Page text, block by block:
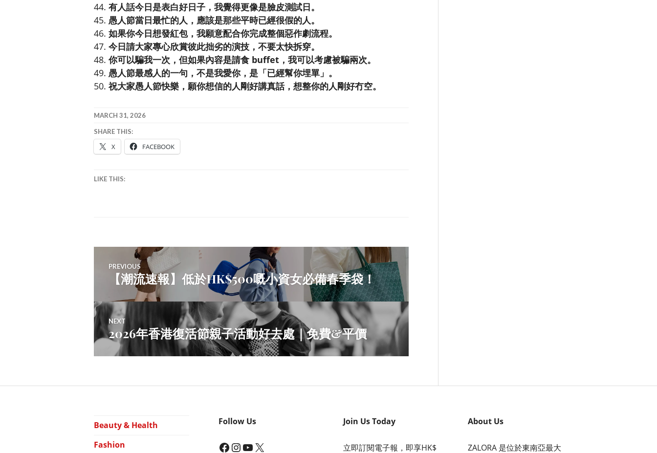
有人話今日是表白好日子，我覺得更像是臉皮測試日。
愚人節當日最忙的人，應該是那些平時已經很假的人。
如果你今日想發紅包，我願意配合你完成整個惡作劇流程。
今日請大家專心欣賞彼此拙劣的演技，不要太快拆穿。
你可以騙我一次，但如果內容是請食 buffet，我可以考慮被騙兩次。
愚人節最感人的一句，不是我愛你，是「已經幫你埋單」。
祝大家愚人節快樂，願你想信的人剛好講真話，想整你的人剛好冇空。
MARCH 31, 2026
SHARE THIS:
X FACEBOOK
LIKE THIS:
Post
navigation
PREVIOUS
Previous
【潮流速報】低於HK$500嘅小資女必備春季袋！
NEXT
Next
post:
2026年香港復活節親子活動好去處｜免費&平價
Beauty & Health
Fashion
Follow Us
Facebook InstagramYouTube X
Join Us Today
立即訂閱電子報，即享HK$
About Us
ZALORA 是位於東南亞最大